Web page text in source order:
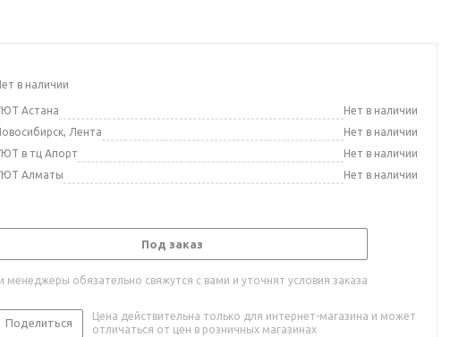
в наличии
Астана
Нет в наличии
Лента
Нет в наличии
в тц Апорт
Нет в наличии
Алматы
Нет в наличии
Под заказ
менеджеры обязательно свяжутся с вами и уточнят условия заказа
Поделиться
Цена действительна только для интернет-магазина и может
отличаться от цен в розничных магазинах